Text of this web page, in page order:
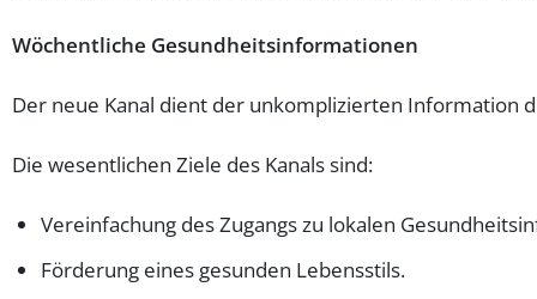
Wöchentliche Gesundheitsinformationen
Der neue Kanal dient der unkomplizierten Information
Die wesentlichen Ziele des Kanals sind:
Vereinfachung des Zugangs zu lokalen
Förderung eines gesunden Lebensstils.